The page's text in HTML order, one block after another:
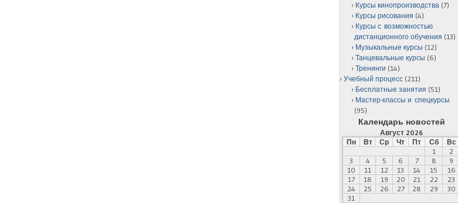
Курсы кинопроизводства (7)
Курсы рисования (4)
Курсы с возможностью
дистанционного обучения (13)
Музыкальные курсы (12)
Танцевальные курсы (6)
Тренинги (14)
Учебный процесс (211)
Бесплатные занятия (51)
Мастер-классы и спецкурсы
(95)
Календарь новостей
Август 2026
Пн
Вт Ср Чт Пт Сб
Вс
1
2
3
4 5 6 7 8
9
10
11 12 13 14 15
16
17
18 19 20 21 22
23
24
25 26 27 28 29
30
31